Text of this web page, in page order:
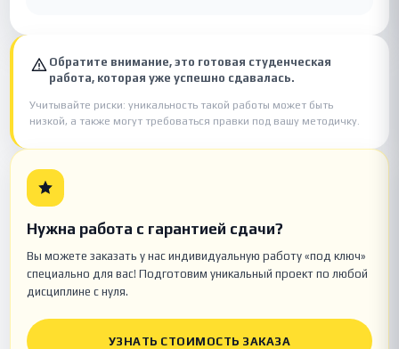
Обратите внимание, это готовая студенческая
работа, которая уже успешно сдавалась.
Учитывайте риски: уникальность такой работы может быть
низкой, а также могут требоваться правки под вашу методичку.
Нужна работа с гарантией сдачи?
Вы можете заказать у нас индивидуальную работу «под ключ»
специально для вас! Подготовим уникальный проект по любой
дисциплине с нуля.
УЗНАТЬ СТОИМОСТЬ ЗАКАЗА